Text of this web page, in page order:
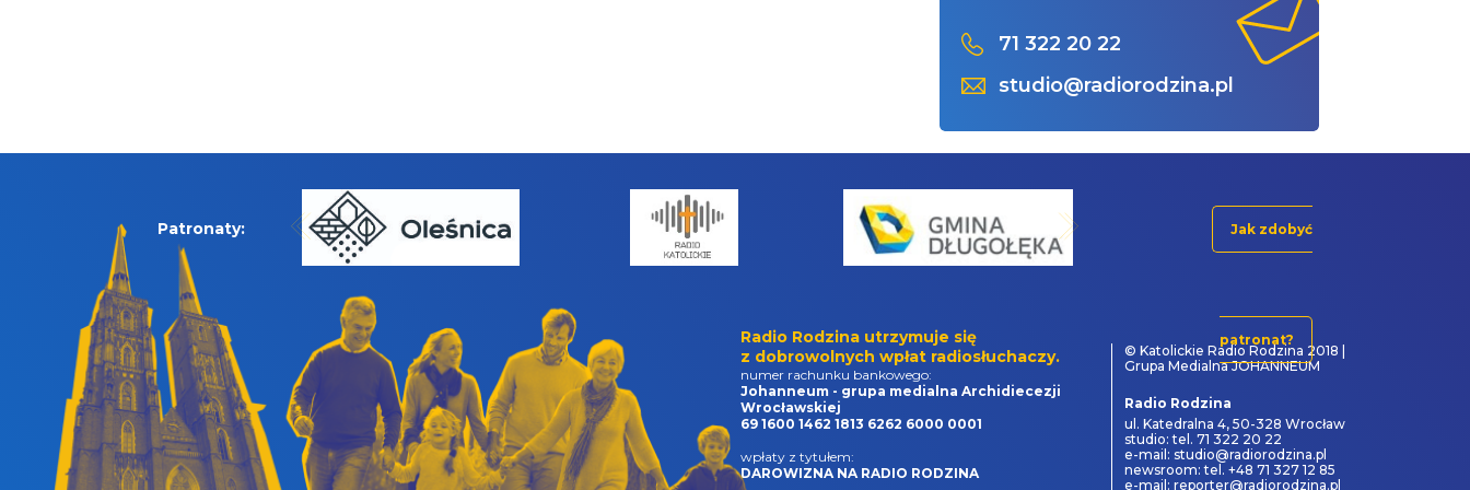
71 322 20 22
studio@radiorodzina.pl
Patronaty: Jak zdobyć
patronat?
Radio Rodzina utrzymuje się
z dobrowolnych wpłat radiosłuchaczy.
numer rachunku bankowego:
Johanneum - grupa medialna Archidiecezji
Wrocławskiej
69 1600 1462 1813 6262 6000 0001
wpłaty z tytułem:
DAROWIZNA NA RADIO RODZINA
© Katolickie Radio Rodzina 2018 |
Grupa Medialna JOHANNEUM
Radio Rodzina
ul. Katedralna 4, 50-328 Wrocław
studio: tel. 71 322 20 22
e-mail: studio@radiorodzina.pl
newsroom: tel. +48 71 327 12 85
e-mail: reporter@radiorodzina.pl